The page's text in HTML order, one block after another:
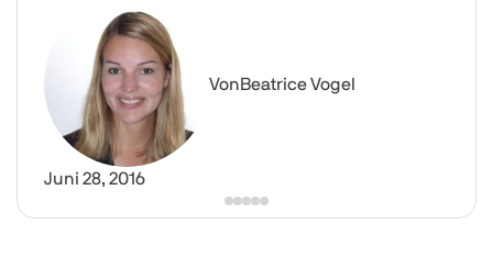
5 Mac-Programme, die Studenten und Schüler
VonBeatrice Vogel
Juni 28, 2016